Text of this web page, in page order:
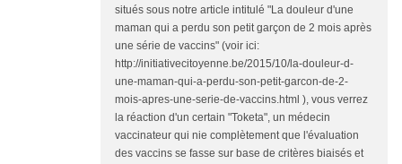
situés sous notre article intitulé "La douleur d'une
maman qui a perdu son petit garçon de 2 mois après
une série de vaccins" (voir ici:
http://initiativecitoyenne.be/2015/10/la-douleur-d-
une-maman-qui-a-perdu-son-petit-garcon-de-2-
mois-apres-une-serie-de-vaccins.html ), vous verrez
la réaction d'un certain "Toketa", un médecin
vaccinateur qui nie complètement que l'évaluation
des vaccins se fasse sur base de critères biaisés et